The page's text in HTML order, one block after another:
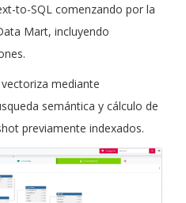
to-SQL comenzando por la
Mart, incluyendo
mediante
semántica y cálculo de
previamente indexados.